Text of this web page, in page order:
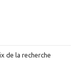
de la recherche